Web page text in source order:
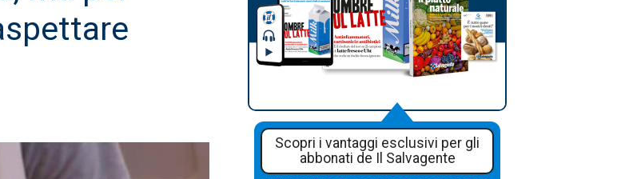
Scopri i vantaggi esclusivi per gli
abbonati de Il Salvagente